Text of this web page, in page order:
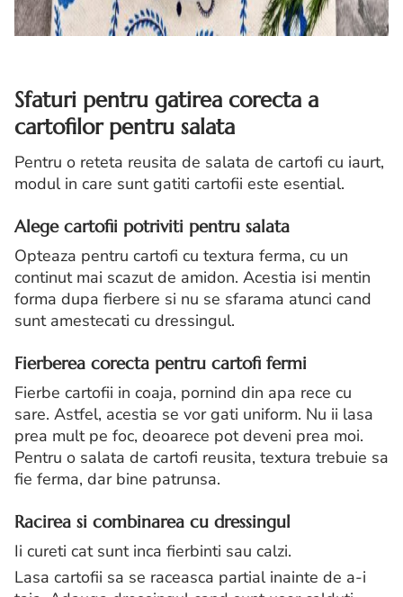
Sfaturi pentru gatirea corecta a
cartofilor pentru salata
Pentru o reteta reusita de salata de cartofi cu iaurt,
modul in care sunt gatiti cartofii este esential.
Alege cartofii potriviti pentru salata
Opteaza pentru cartofi cu textura ferma, cu un
continut mai scazut de amidon. Acestia isi mentin
forma dupa fierbere si nu se sfarama atunci cand
sunt amestecati cu dressingul.
Fierberea corecta pentru cartofi fermi
Fierbe cartofii in coaja, pornind din apa rece cu
sare. Astfel, acestia se vor gati uniform. Nu ii lasa
prea mult pe foc, deoarece pot deveni prea moi.
Pentru o salata de cartofi reusita, textura trebuie sa
fie ferma, dar bine patrunsa.
Racirea si combinarea cu dressingul
Ii cureti cat sunt inca fierbinti sau calzi.
Lasa cartofii sa se raceasca partial inainte de a-i